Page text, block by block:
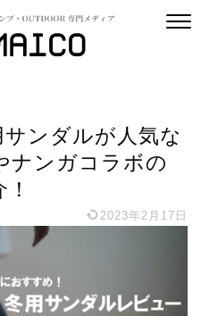
ンダルが人気な
ナンガコラボの
2023年2月17日